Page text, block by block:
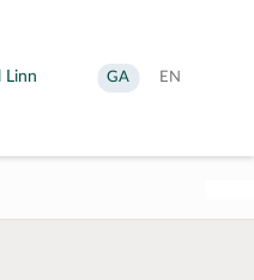
Linn
Aistrigh
go
GA
Change
EN